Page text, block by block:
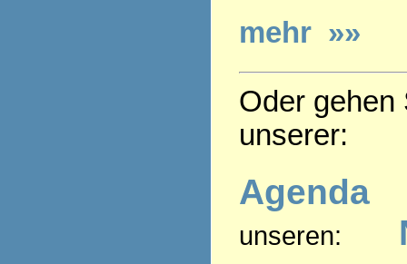
mehr »»
Oder gehen
unserer:
Agenda
unseren: